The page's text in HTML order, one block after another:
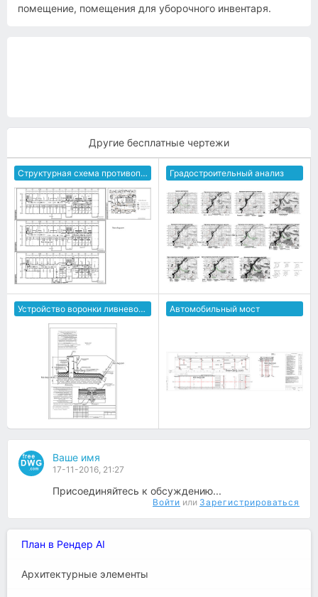
помещение, помещения для уборочного инвентаря.
Другие бесплатные чертежи
Структурная схема противопожарной защиты гостиницы Градостроительный анализ
Устройство воронки ливневой канализации Автомобильный мост
Ваше имя
17-11-2016, 21:27
Присоединяйтесь к обсуждению...
Войти или Зарегистрироваться
План в Рендер AI
Архитектурные элементы